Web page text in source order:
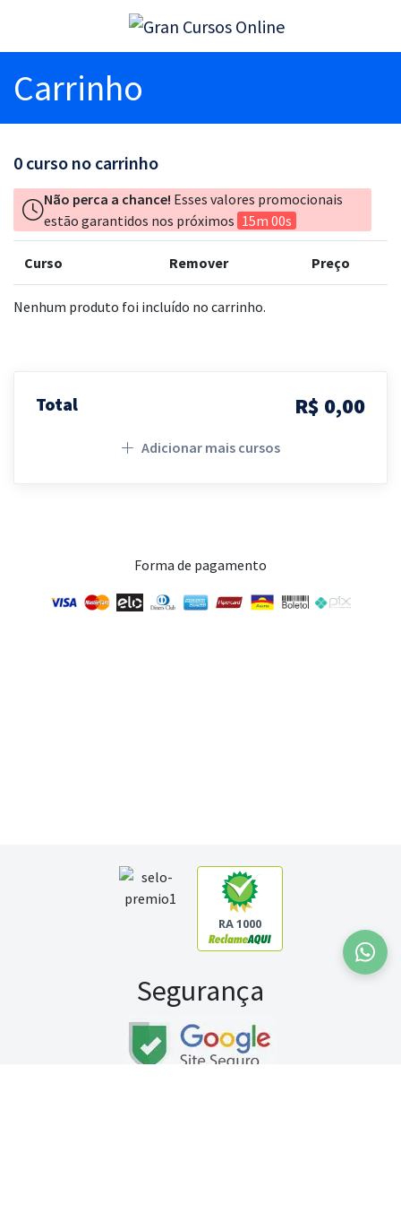
Carrinho
0 curso no carrinho
Não perca a chance! Esses valores promocionais
estão garantidos nos próximos 15m 00s
Curso Remover Preço
Nenhum produto foi incluído no carrinho.
Total R$ 0,00
Adicionar mais cursos
Forma de pagamento
RA 1000
Segurança